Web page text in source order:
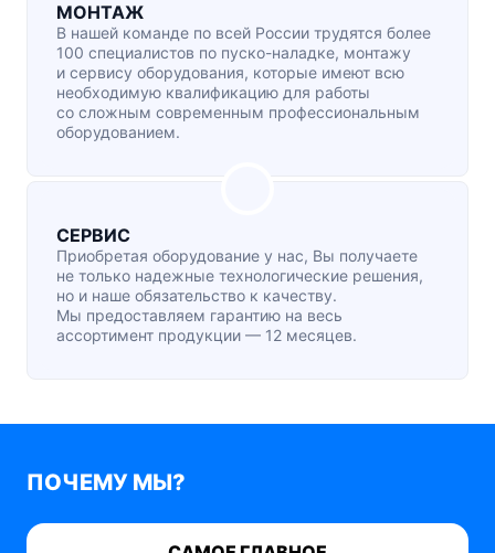
МОНТАЖ
В нашей команде по всей России трудятся более
100 специалистов по пуско-наладке, монтажу
и сервису оборудования, которые имеют всю
необходимую квалификацию для работы
со сложным современным профессиональным
оборудованием.
СЕРВИС
Приобретая оборудование у нас, Вы получаете
не только надежные технологические решения,
но и наше обязательство к качеству.
Мы предоставляем гарантию на весь
ассортимент продукции — 12 месяцев.
ПОЧЕМУ МЫ?